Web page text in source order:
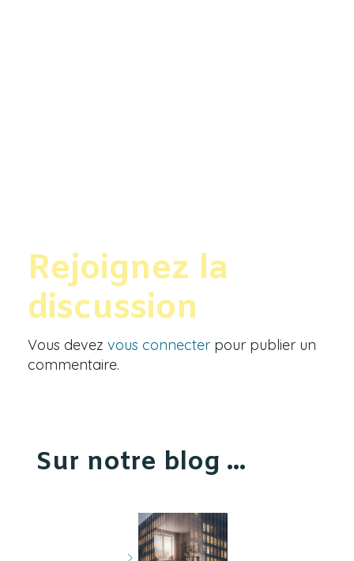
Rejoignez la
discussion
Vous devez vous connecter pour publier un
commentaire.
Sur notre blog ...